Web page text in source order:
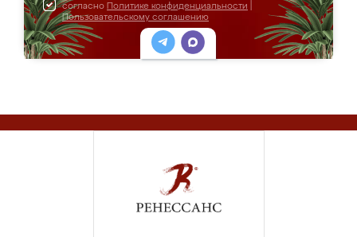
согласно Политике конфиденциальности
Пользовательскому соглашению